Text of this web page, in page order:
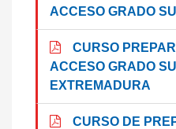
ACCESO GRADO
CURSO
ACCESO GRADO
EXTREMADURA
CURSO DE